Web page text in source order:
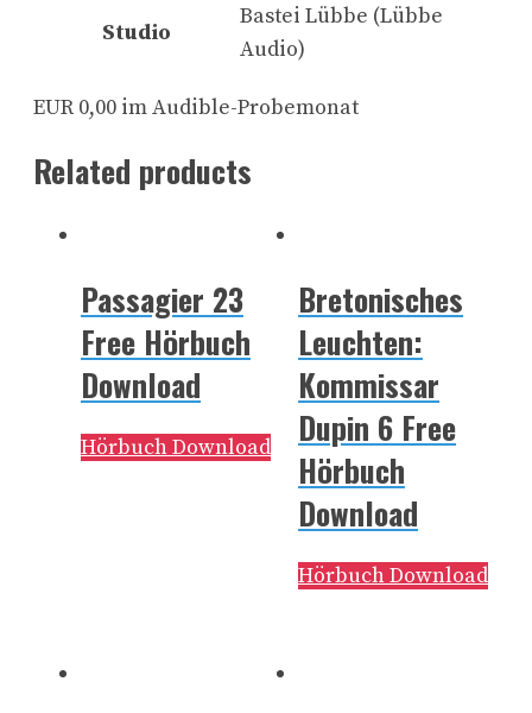
Studio
Bastei Lübbe (Lübbe
Audio)
EUR 0,00 im Audible-Probemonat
Related products
Passagier 23
Free Hörbuch
Download
Hörbuch Download
Bretonisches
Leuchten:
Kommissar
Dupin 6 Free
Hörbuch
Download
Hörbuch Download